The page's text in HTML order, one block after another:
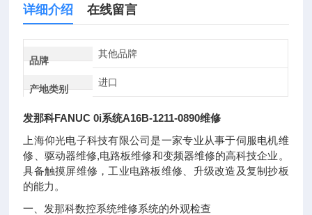
详细介绍 在线留言
品牌
其他品牌
产地类别
进口
发那科FANUC 0i系统A16B-1211-0890维修
上海仰光电子科技有限公司是一家专业从事于伺服电机维
修、驱动器维修,电路板维修和变频器维修的高科技企业。
具备触摸屏维修，工业电路板维修、升级改造及复制抄板
的能力。
一、发那科数控系统维修系统的外观检查